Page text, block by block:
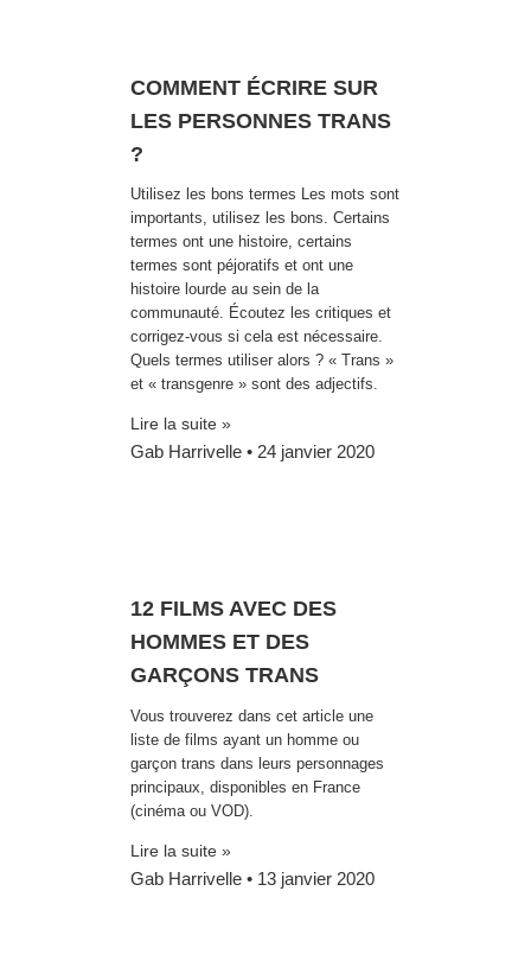
COMMENT ÉCRIRE SUR
LES PERSONNES TRANS
?
Utilisez les bons termes Les mots sont
importants, utilisez les bons. Certains
termes ont une histoire, certains
termes sont péjoratifs et ont une
histoire lourde au sein de la
communauté. Écoutez les critiques et
corrigez-vous si cela est nécessaire.
Quels termes utiliser alors ? « Trans »
et « transgenre » sont des adjectifs.
Lire la suite »
Gab Harrivelle 24 janvier 2020
12 FILMS AVEC DES
HOMMES ET DES
GARÇONS TRANS
Vous trouverez dans cet article une
liste de films ayant un homme ou
garçon trans dans leurs personnages
principaux, disponibles en France
(cinéma ou VOD).
Lire la suite »
Gab Harrivelle 13 janvier 2020